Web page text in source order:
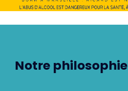
Notre philosophie